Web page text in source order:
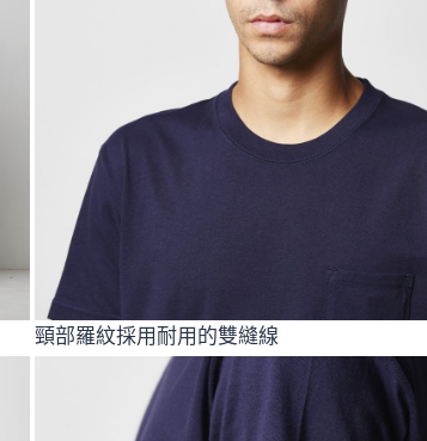
頸部羅紋採用耐用的雙縫線